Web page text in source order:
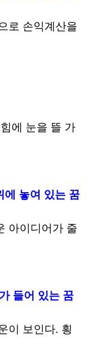
로 손익계산을
에 눈을 뜰 가
에 놓여 있는 꿈
아이디어가 줄
들어 있는 꿈
이 보인다. 횡